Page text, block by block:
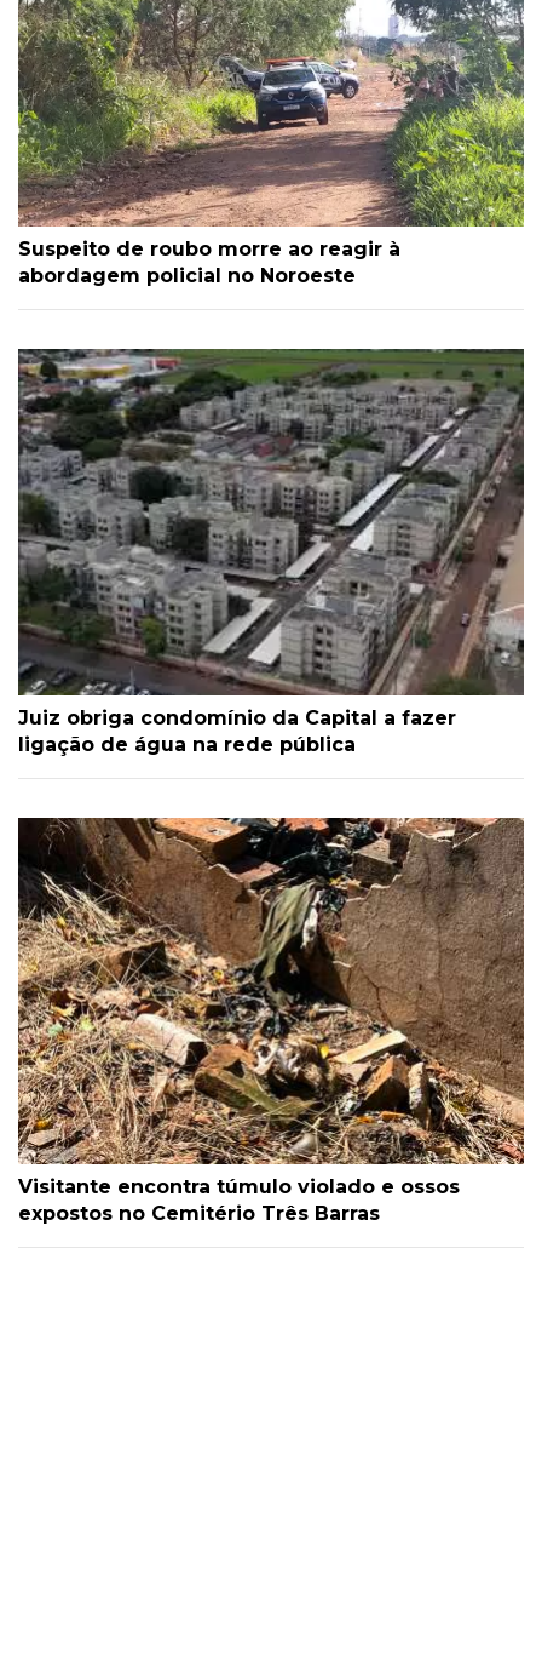
Suspeito de roubo morre ao reagir à
abordagem policial no Noroeste
Juiz obriga condomínio da Capital a fazer
ligação de água na rede pública
Visitante encontra túmulo violado e ossos
expostos no Cemitério Três Barras